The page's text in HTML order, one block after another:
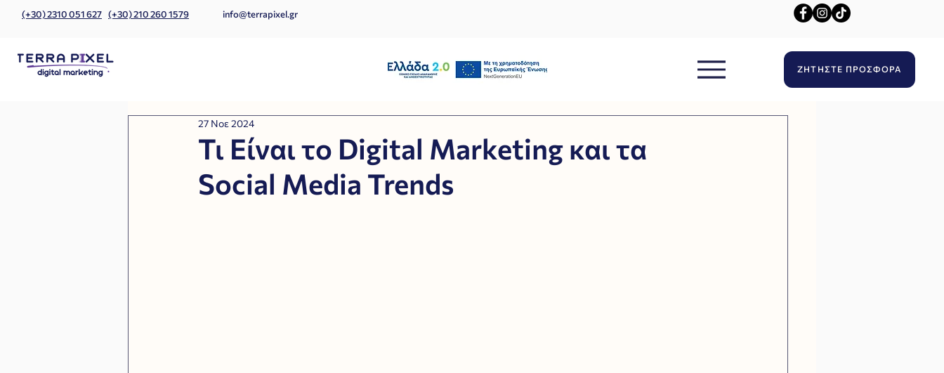
(+30) 2310 051 627 (+30) 210 260 1579 info@terrapixel.gr
ΖΗΤΗΣΤΕ ΠΡΟΣΦΟΡΑ
Τι Είναι το Digital Marketing και τα
Social Media Trends
27 Νοε 2024